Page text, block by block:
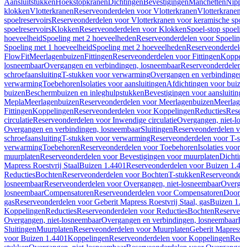
AansluitstukkenHoekstopkranenDichtingenBevestigingenManchetten
klokkenVlotterkranenReserveonderdelen voor Vlotterkranen
spoelreservoirsReserveonderdelen voor Vlotterkranen voor keramische
spoelreservoirsKlokkenReserveonderdelen voor KlokkenSpoel-stop
hoeveelheidSpoeling met 2 hoeveelhedenReserveonderdelen voor
Spoeling met 1 hoeveelheidSpoeling met 2 hoeveelheden
FlowFitMeerlagenbuizenFittingenReserveonderdelen voor Fittingen
losneembaarOvergangen en verbindingen, losneembaar
schroefaansluitingT-stukken voor verwarmingOvergangen en
verwarmingToebehorenIsolaties voor aansluitingenAfdichtingen voor
buizenBeschermbuizen en inleghulpstukkenBevestigingen voor
MeplaMeerlagenbuizenReserveonderdelen voor Meerlagenbuizen
FittingenKoppelingenReserveonderdelen voor KoppelingenReducties
circulatieReserveonderdelen voor Inwendige circulatieOvergangen, niet-
Overgangen en verbindingen, losneembaarSluitingenReserveonderdelen
schroefaansluitingT-stukken voor verwarmingReserveonderdelen voor
verwarmingToebehorenReserveonderdelen voor ToebehorenIsolaties
muurplatenReserveonderdelen voor Bevestigingen voor muurplaten
Mapress Roestvrij StaalBuizen 1.4401Reserveonderdelen voor Buizen
ReductiesBochtenReserveonderdelen voor BochtenT-stukken
losneembaarReserveonderdelen voor Overgangen, niet-losneembaar
losneembaarCompensatorenReserveonderdelen voor Compensatoren
gasReserveonderdelen voor Geberit Mapress Roestvrij Staal, gasBuizen
KoppelingenReductiesReserveonderdelen voor ReductiesBochten
Overgangen, niet-losneembaarOvergangen en verbindingen, losneembaar
SluitingenMuurplatenReserveonderdelen voor MuurplatenGeberit
voor Buizen 1.4401KoppelingenReserveonderdelen voor Koppelingen